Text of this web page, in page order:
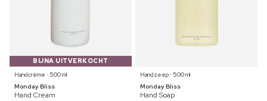
BIJNA UITVERKOCHT
Handcrème ⋅ 500 ml
Monday Bliss
Hand Cream
Handzeep ⋅ 500 ml
Monday Bliss
Hand Soap